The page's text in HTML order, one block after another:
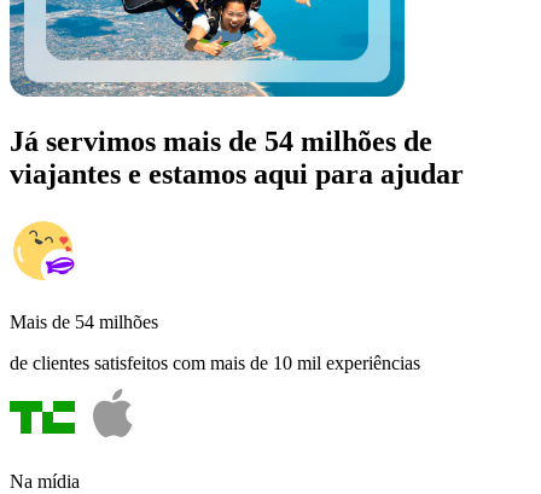
Já servimos mais de 54 milhões de
viajantes e estamos aqui para ajudar
Mais de 54 milhões
de clientes satisfeitos com mais de 10 mil experiências
Na mídia